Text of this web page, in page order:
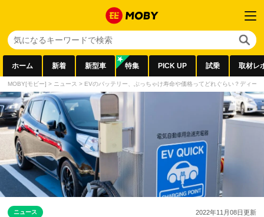
ホーム 新着 新型車 特集 PICK UP 試乗 取材レ
MOBY[モビー] > ニュース > EVのバッテリー、ぶっちゃけ寿命や価格ってどれぐらい？ディー
ニュース 2022年11月08日更新